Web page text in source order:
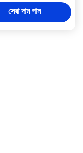
চেইন
সেরা দাম পান